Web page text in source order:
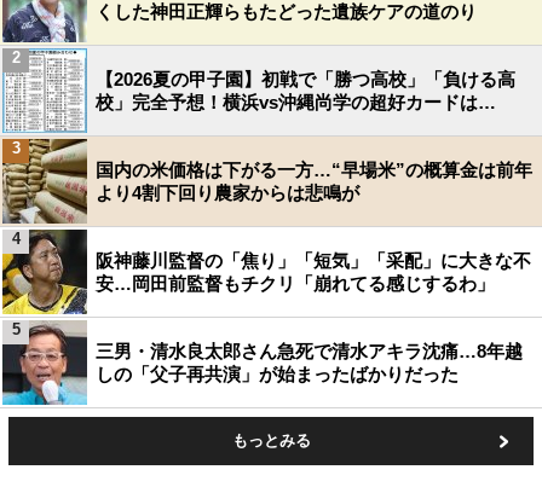
くした神田正輝らもたどった遺族ケアの道のり
【2026夏の甲子園】初戦で「勝つ高校」「負ける高
校」完全予想！横浜vs沖縄尚学の超好カードは…
2
国内の米価格は下がる一方…“早場米”の概算金は前年
より4割下回り農家からは悲鳴が
3
阪神藤川監督の「焦り」「短気」「采配」に大きな不
安…岡田前監督もチクリ「崩れてる感じするわ」
4
三男・清水良太郎さん急死で清水アキラ沈痛…8年越
しの「父子再共演」が始まったばかりだった
5
もっとみる